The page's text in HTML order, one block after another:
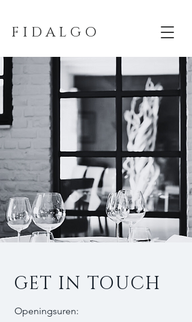
F I D A L G O
GET IN TOUCH
Openingsuren: